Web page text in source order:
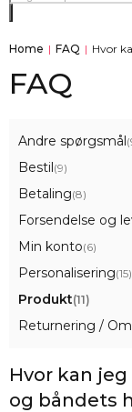
Home | FAQ | Hvor
FAQ
Andre spørgsmål
Bestil(9)
Betaling(8)
Forsendelse og
Min konto(6)
Personalisering(15)
Produkt(11)
Returnering /
Hvor kan
og båndets